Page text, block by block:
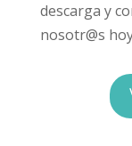
descarga y
nosotr@s